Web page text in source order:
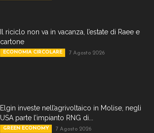
Il riciclo non va in vacanza, l’estate di Raee e
cartone
ECONOMIA CIRCOLARE 7 Agosto 2026
Elgin investe nell’agrivoltaico in Molise, negli
USA parte l’impianto RNG di...
GREEN ECONOMY 7 Agosto 2026